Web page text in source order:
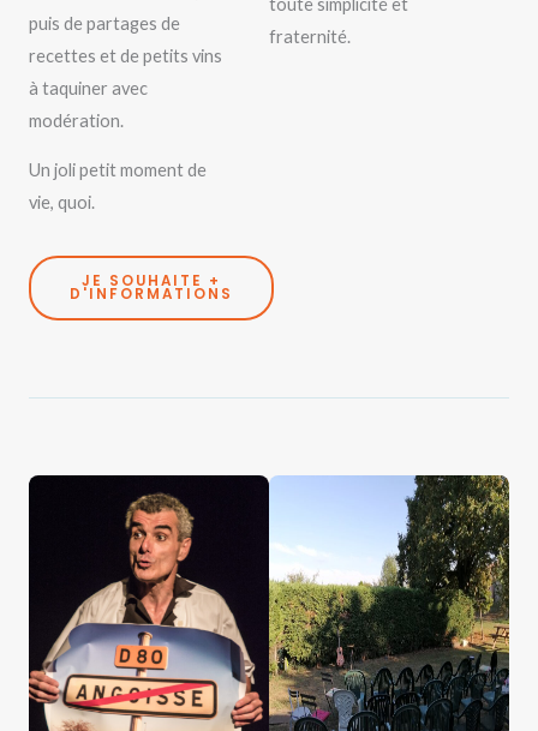
puis de partages de
recettes et de petits vins
à taquiner avec
modération.
Un joli petit moment de
vie, quoi.
JE SOUHAITE +
D'INFORMATIONS
toute simplicité et
fraternité.